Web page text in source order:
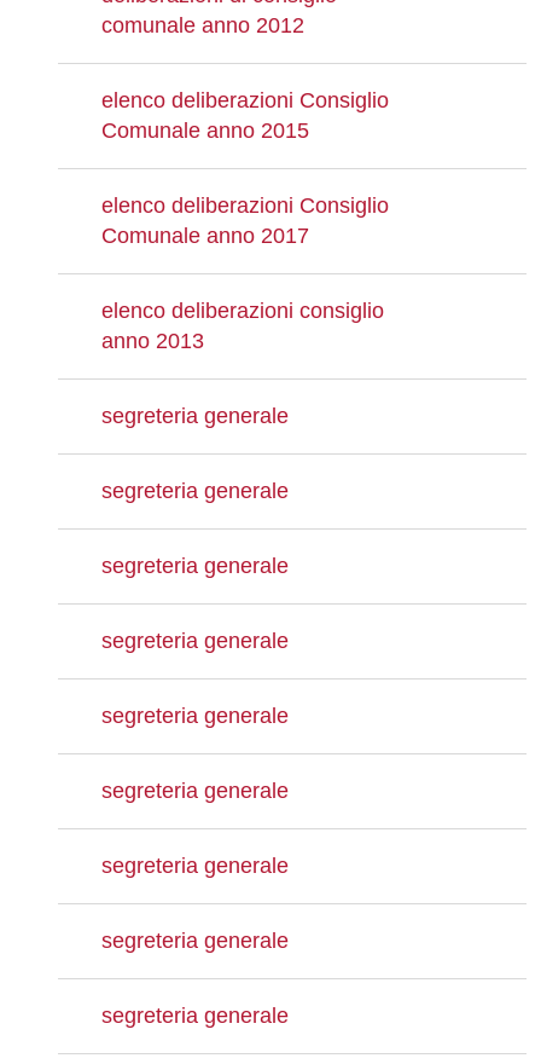
comunale anno 2012
elenco deliberazioni Consiglio
Comunale anno 2015
elenco deliberazioni Consiglio
Comunale anno 2017
elenco deliberazioni consiglio
anno 2013
segreteria generale
segreteria generale
segreteria generale
segreteria generale
segreteria generale
segreteria generale
segreteria generale
segreteria generale
segreteria generale